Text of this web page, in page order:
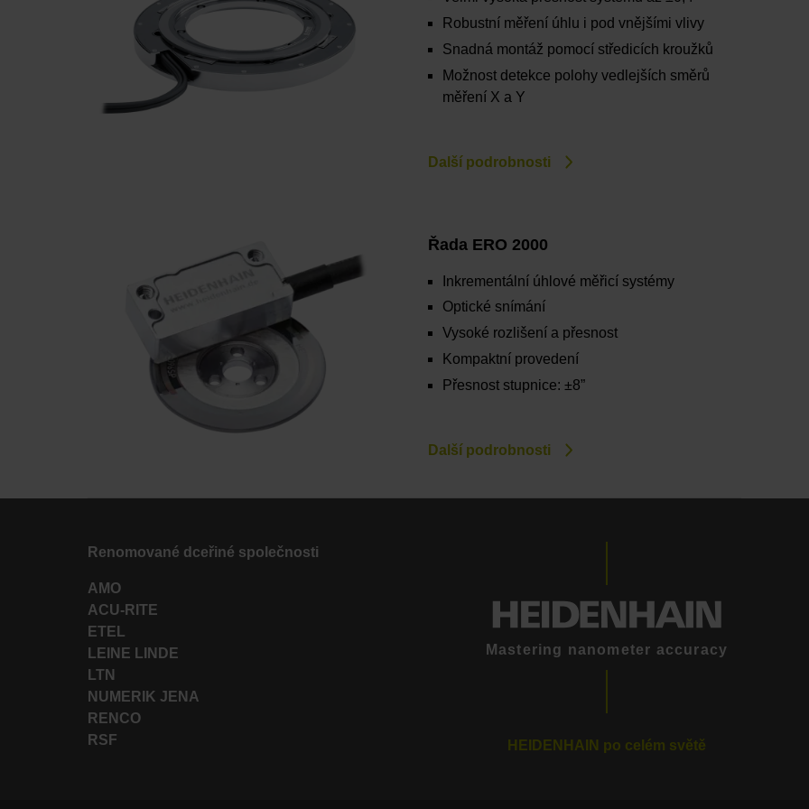
Robustní měření úhlu i pod vnějšími vlivy
Snadná montáž pomocí středicích kroužků
Možnost detekce polohy vedlejších směrů
měření X a Y
Další podrobnosti
Řada ERO 2000
Inkrementální úhlové měřicí systémy
Optické snímání
Vysoké rozlišení a přesnost
Kompaktní provedení
Přesnost stupnice: ±8”
Další podrobnosti
Renomované dceřiné společnosti
AMO
ACU-RITE
ETEL
LEINE LINDE
LTN
NUMERIK JENA
RENCO
RSF
Mastering nanometer accuracy
HEIDENHAIN po celém světě